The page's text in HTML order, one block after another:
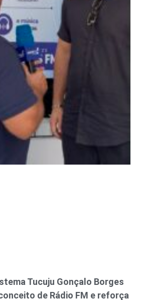
Tucuju Gonçalo Borges
de Rádio FM e reforça